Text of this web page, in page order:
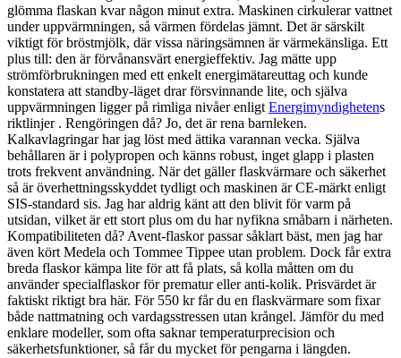
glömma flaskan kvar någon minut extra. Maskinen cirkulerar vattnet
under uppvärmningen, så värmen fördelas jämnt. Det är särskilt
viktigt för bröstmjölk, där vissa näringsämnen är värmekänsliga. Ett
plus till: den är förvånansvärt energieffektiv. Jag mätte upp
strömförbrukningen med ett enkelt energimätareuttag och kunde
konstatera att standby-läget drar försvinnande lite, och själva
uppvärmningen ligger på rimliga nivåer enligt Energimyndighetens
riktlinjer . Rengöringen då? Jo, det är rena barnleken.
Kalkavlagringar har jag löst med ättika varannan vecka. Själva
behållaren är i polypropen och känns robust, inget glapp i plasten
trots frekvent användning. När det gäller flaskvärmare och säkerhet
så är överhettningsskyddet tydligt och maskinen är CE-märkt enligt
SIS-standard sis. Jag har aldrig känt att den blivit för varm på
utsidan, vilket är ett stort plus om du har nyfikna småbarn i närheten.
Kompatibiliteten då? Avent-flaskor passar såklart bäst, men jag har
även kört Medela och Tommee Tippee utan problem. Dock får extra
breda flaskor kämpa lite för att få plats, så kolla måtten om du
använder specialflaskor för prematur eller anti-kolik. Prisvärdet är
faktiskt riktigt bra här. För 550 kr får du en flaskvärmare som fixar
både nattmatning och vardagsstressen utan krångel. Jämför du med
enklare modeller, som ofta saknar temperaturprecision och
säkerhetsfunktioner, så får du mycket för pengarna i längden.